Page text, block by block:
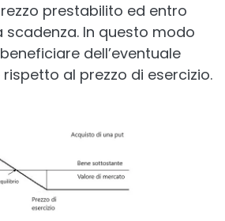
prestabilito ed entro
In questo modo
dell’eventuale
rispetto al prezzo di esercizio.